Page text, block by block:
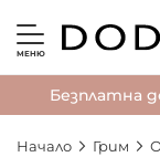
МЕНЮ
Безплатна
Начало Грим